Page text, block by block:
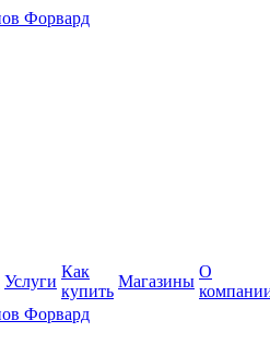
Услуги
Как
купить
Магазины
О